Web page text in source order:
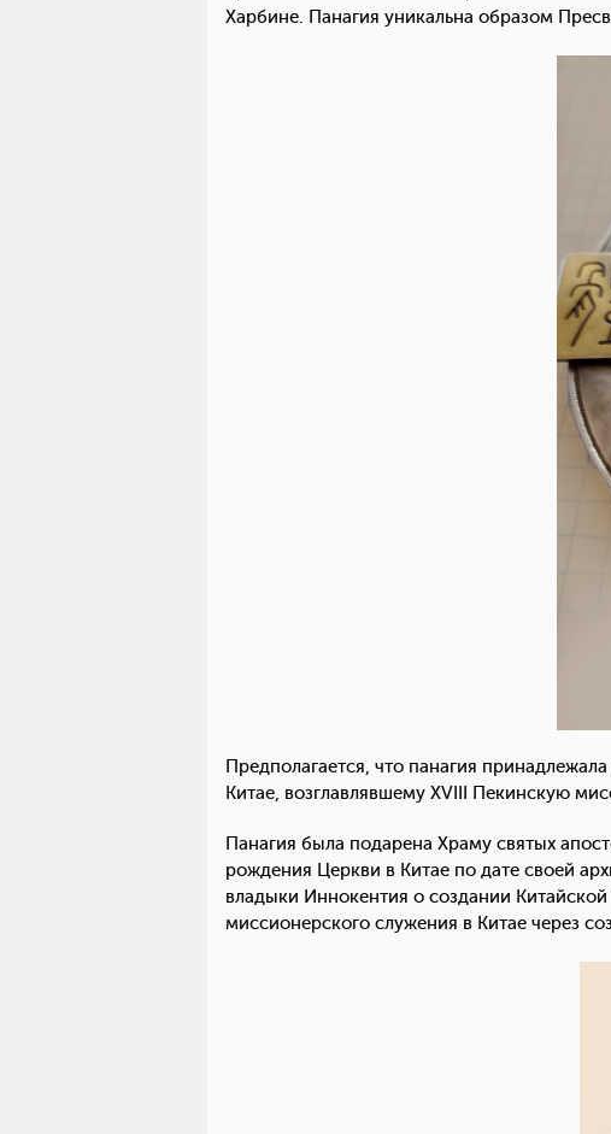
Харбине. Панагия уникальна образом
Предполагается, что панагия
Китае, возглавлявшему XVIII Пекинскую
Панагия была подарена Храму святых
рождения Церкви в Китае по дате своей
владыки Иннокентия о создании
миссионерского служения в